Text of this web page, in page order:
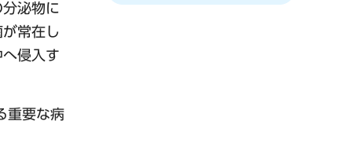
泌物に
常在し
侵入す
重要な病